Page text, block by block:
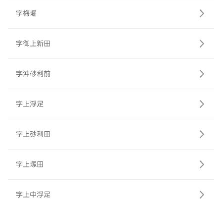
字梅堀
字御上新田
字沖砂利前
字上浮足
字上砂利田
字上塚田
字上中浮足